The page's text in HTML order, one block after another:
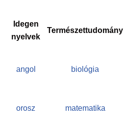
Idegen
nyelvek
Természettudomány
angol biológia
orosz matematika